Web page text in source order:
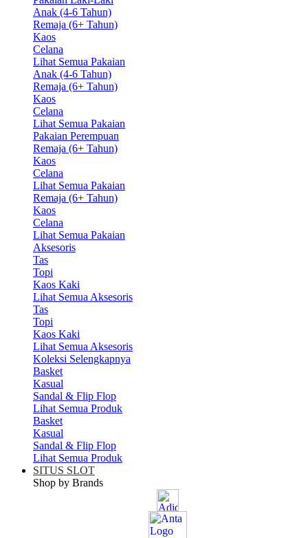
Anak (4-6 Tahun)
Remaja (6+ Tahun)
Kaos
Celana
Lihat Semua Pakaian
Anak (4-6 Tahun)
Remaja (6+ Tahun)
Kaos
Celana
Lihat Semua Pakaian
Pakaian Perempuan
Remaja (6+ Tahun)
Kaos
Celana
Lihat Semua Pakaian
Remaja (6+ Tahun)
Kaos
Celana
Lihat Semua Pakaian
Aksesoris
Tas
Topi
Kaos Kaki
Lihat Semua Aksesoris
Tas
Topi
Kaos Kaki
Lihat Semua Aksesoris
Koleksi Selengkapnya
Basket
Kasual
Sandal & Flip Flop
Lihat Semua Produk
Basket
Kasual
Sandal & Flip Flop
Lihat Semua Produk
SITUS SLOT
Shop by Brands